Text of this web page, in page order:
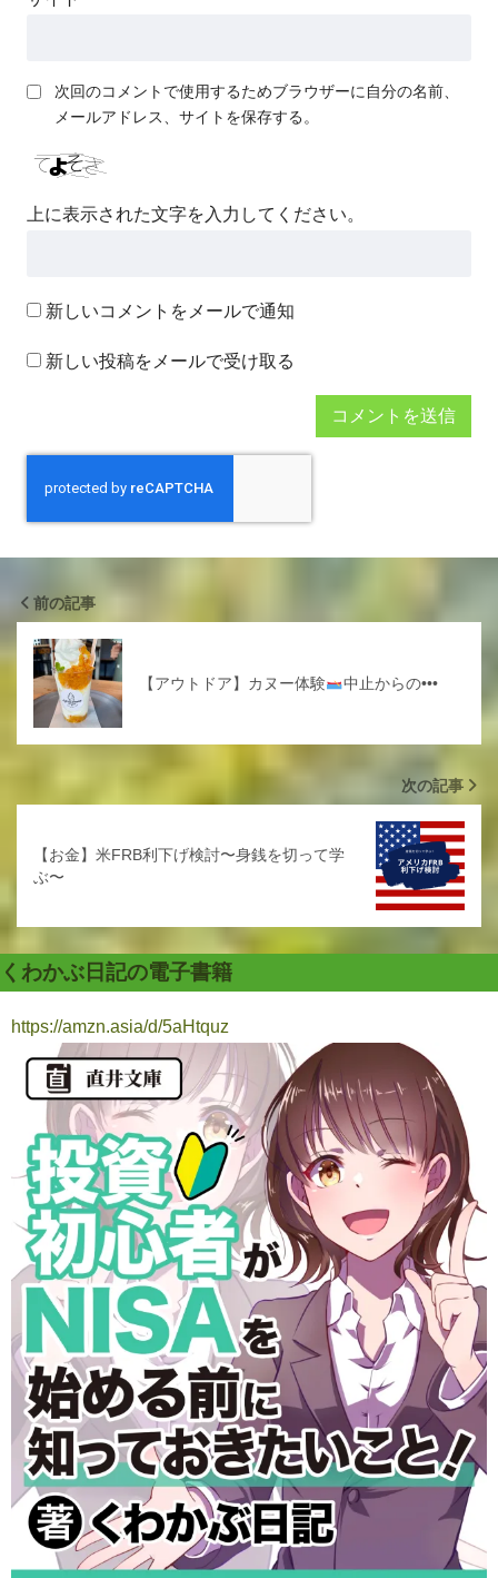
次回のコメントで使用するためブラウザーに自分の名前、
メールアドレス、サイトを保存する。
上に表示された文字を入力してください。
新しいコメントをメールで通知
新しい投稿をメールで受け取る
前の記事
【アウトドア】カヌー体験 中止からの•••
次の記事
【お金】米FRB利下げ検討〜身銭を切って学
ぶ〜
くわかぶ日記の電子書籍
https://amzn.asia/d/5aHtquz